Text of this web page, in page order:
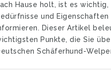
Hause holt, ist es
und Eigenschaften
Dieser Artikel
Punkte, die Sie
Schäferhund-